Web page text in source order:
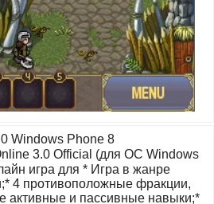
Windows Phone 8
3.0 Official (для ОС Windows
игра для * Игра в жанре
4 противоположные фракции,
активные и пассивные навыки;*